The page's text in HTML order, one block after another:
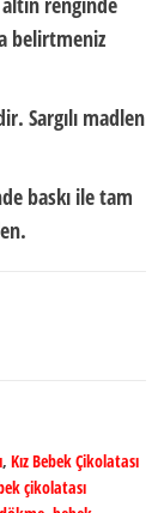
belirtmeniz
Sargılı madlen
baskı ile tam
, Kız Bebek Çikolatası
çikolatası